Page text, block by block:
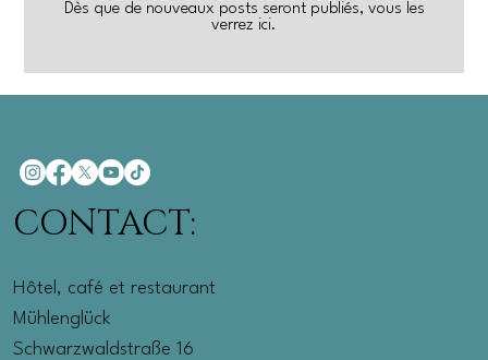
Dès que de nouveaux posts seront publiés, vous les
verrez ici.
CONTACT:
Hôtel, café et restaurant
Mühlenglück
Schwarzwaldstraße 16